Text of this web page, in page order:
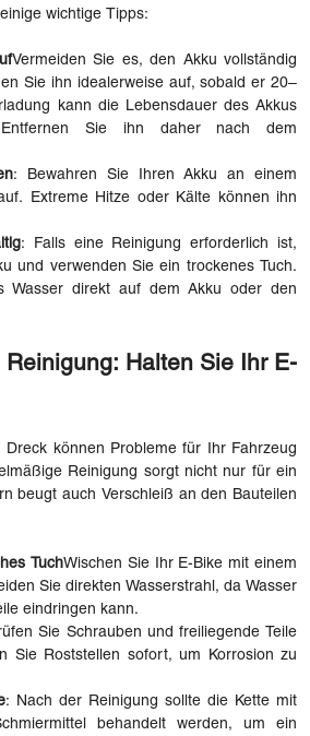
wichtige Tipps:
Vermeiden Sie es, den Akku vollständig
Sie ihn idealerweise auf, sobald er 20–
kann die Lebensdauer des Akkus
Entfernen Sie ihn daher nach dem
: Bewahren Sie Ihren Akku an einem
Extreme Hitze oder Kälte können ihn
: Falls eine Reinigung erforderlich ist,
und verwenden Sie ein trockenes Tuch.
Wasser direkt auf dem Akku oder den
Halten Sie Ihr E-
Dreck können Probleme für Ihr Fahrzeug
Reinigung sorgt nicht nur für ein
beugt auch Verschleiß an den Bauteilen
TuchWischen Sie Ihr E-Bike mit einem
Sie direkten Wasserstrahl, da Wasser
eindringen kann.
Sie Schrauben und freiliegende Teile
Sie Roststellen sofort, um Korrosion zu
: Nach der Reinigung sollte die Kette mit
behandelt werden, um ein